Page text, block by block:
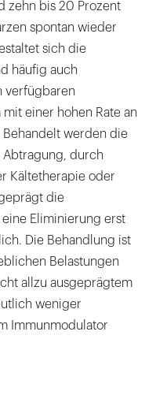
zehn bis 20 Prozent
spontan wieder
sich die
häufig auch
verfügbaren
einer hohen Rate an
Behandelt werden die
durch
Kältetherapie oder
die
Eliminierung erst
Die Behandlung ist
Belastungen
allzu ausgeprägtem
weniger
Immunmodulator